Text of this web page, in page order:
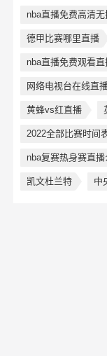
nba直播免费高清
德甲比赛哪里直播
nba直播免费观看
网络电视台在线直
黄蜂vs红直播
2022全部比赛时间
nba复赛热身赛直播
凯文杜兰特 中